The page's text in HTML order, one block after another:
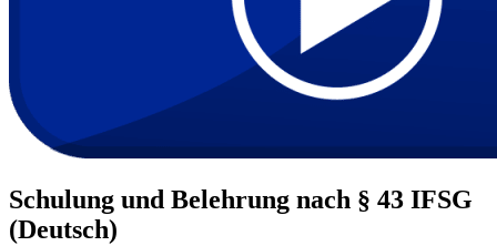
Schulung und Belehrung nach § 43 IFSG
(Deutsch)